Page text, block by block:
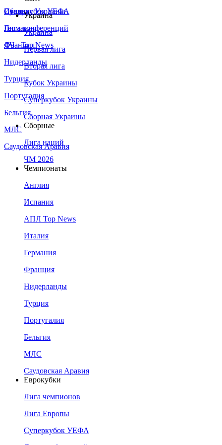
Сборная Украины
Италия
Германия
Франция
Нидерланды
Турция
Португалия
Бельгия
МЛС
Саудовская Аравия
Суперкубок УЕФА
Лига конференций
ЛЧ - Top News
Украина
Украина
Первая лига
Вторая лига
Кубок Украины
Суперкубок Украины
Сборная Украины
Сборные
Лига наций
ЧМ 2026
Чемпионаты
Англия
Испания
АПЛ Top News
Италия
Германия
Франция
Нидерланды
Турция
Португалия
Бельгия
МЛС
Саудовская Аравия
Еврокубки
Лига чемпионов
Лига Европы
Суперкубок УЕФА